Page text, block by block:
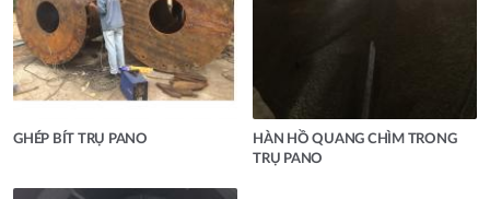
GHÉP BÍT TRỤ PANO
HÀN HỒ QUANG CHÌM TRONG
TRỤ PANO